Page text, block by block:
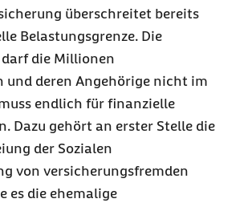
überschreitet bereits
Belastungsgrenze. Die
die Millionen
und deren Angehörige nicht im
endlich für finanzielle
Dazu gehört an erster Stelle die
der Sozialen
von versicherungsfremden
es die ehemalige